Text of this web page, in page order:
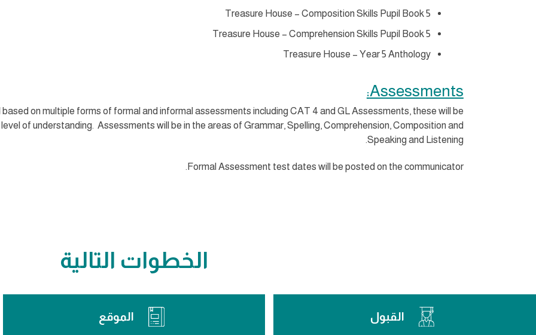
Treasure House – Composition Skills Pupil Book 5
Treasure House – Comprehension Skills Pupil Book 5
Treasure House – Year 5 Anthology
Assessments:
on multiple forms of formal and informal assessments including CAT 4 and GL Assessments, these will be
of understanding. Assessments will be in the areas of Grammar, Spelling, Comprehension, Composition and
Speaking and Listening.
Formal Assessment test dates will be posted on the communicator.
الخطوات التالية
القبول الموقع